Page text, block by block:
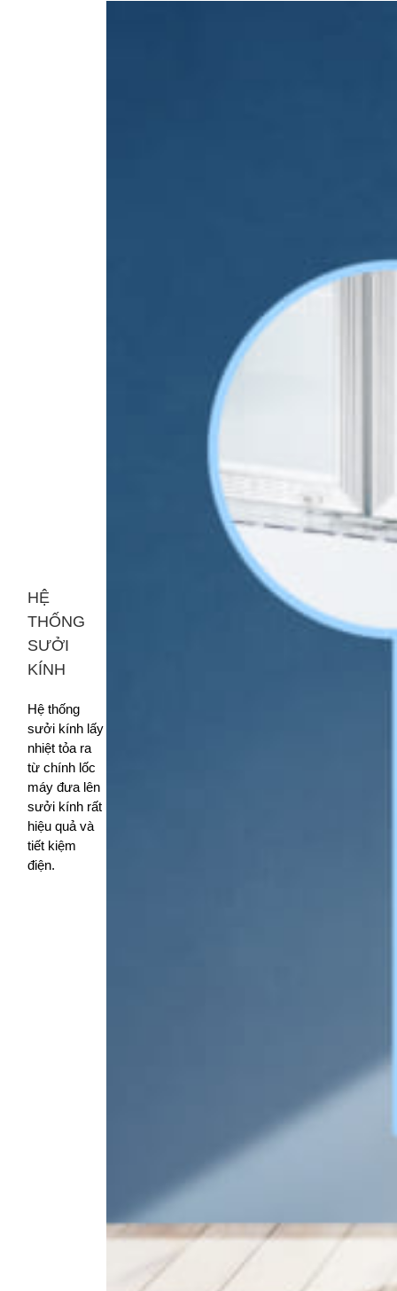
HỆ
THỐNG
SƯỞI
KÍNH
Hệ thống
sưởi kính lấy
nhiệt tỏa ra
từ chính lốc
máy đưa lên
sưởi kính rất
hiệu quả và
tiết kiệm
điện.